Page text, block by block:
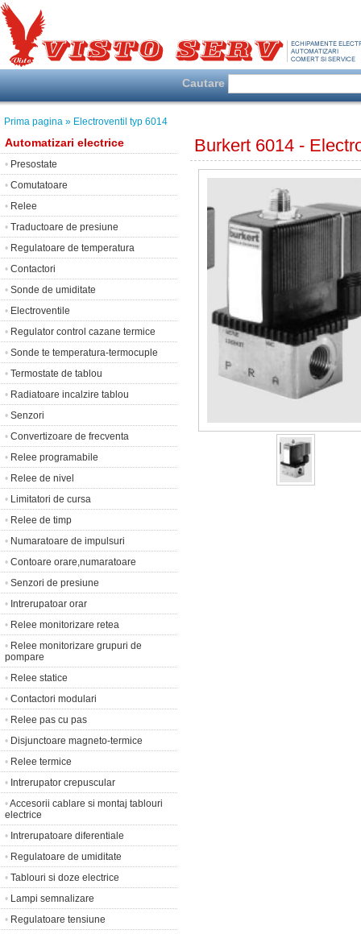
Cautare
Prima pagina » Electroventil typ 6014
Automatizari electrice
• Presostate
• Comutatoare
• Relee
• Traductoare de presiune
• Regulatoare de temperatura
• Contactori
• Sonde de umiditate
• Electroventile
• Regulator control cazane termice
• Sonde te temperatura-termocuple
• Termostate de tablou
• Radiatoare incalzire tablou
• Senzori
• Convertizoare de frecventa
• Relee programabile
• Relee de nivel
• Limitatori de cursa
• Relee de timp
• Numaratoare de impulsuri
• Contoare orare,numaratoare
• Senzori de presiune
• Intrerupatoar orar
• Relee monitorizare retea
• Relee monitorizare grupuri de
pompare
• Relee statice
• Contactori modulari
• Relee pas cu pas
• Disjunctoare magneto-termice
• Relee termice
• Intrerupator crepuscular
•Accesorii cablare si montaj tablouri
electrice
• Intrerupatoare diferentiale
• Regulatoare de umiditate
• Tablouri si doze electrice
• Lampi semnalizare
• Regulatoare tensiune
Burkert 6014 -